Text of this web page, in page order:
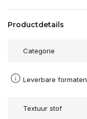
Productdetails
Categorie
Leverbare formaten
Textuur stof